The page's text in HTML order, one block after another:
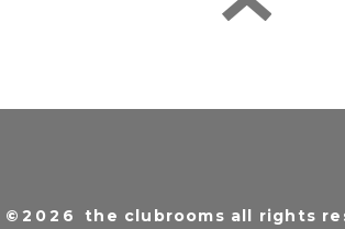
©2026 the clubrooms all rights